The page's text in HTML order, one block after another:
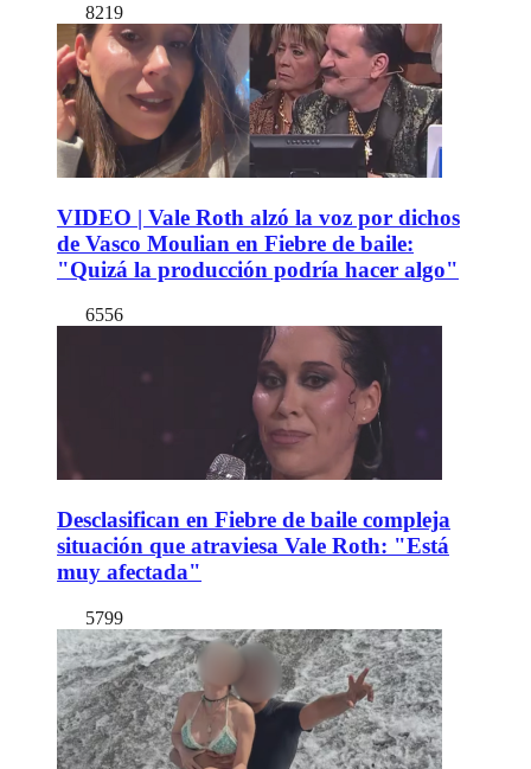
8219
VIDEO | Vale Roth alzó la voz por dichos
de Vasco Moulian en Fiebre de baile:
"Quizá la producción podría hacer algo"
6556
Desclasifican en Fiebre de baile compleja
situación que atraviesa Vale Roth: "Está
muy afectada"
5799